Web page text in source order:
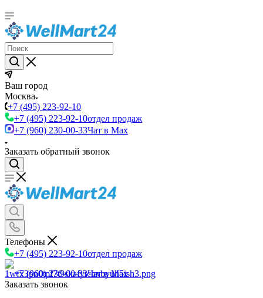
Ваш город
Москва
+7 (495) 223-92-10
+7 (495) 223-92-10отдел продаж
+7 (960) 230-00-33Чат в Max
Заказать обратный звонок
Телефоны
+7 (495) 223-92-10отдел продаж
+7 (960) 230-00-33Чат в Max
Заказать звонок